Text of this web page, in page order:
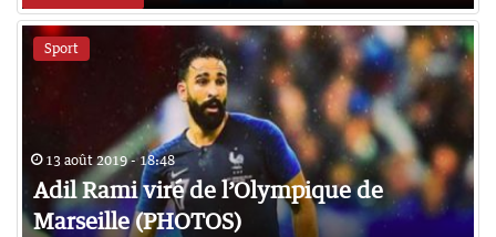
Sport
13 août 2019 - 18:48
Adil Rami viré de l’Olympique de
Marseille (PHOTOS)